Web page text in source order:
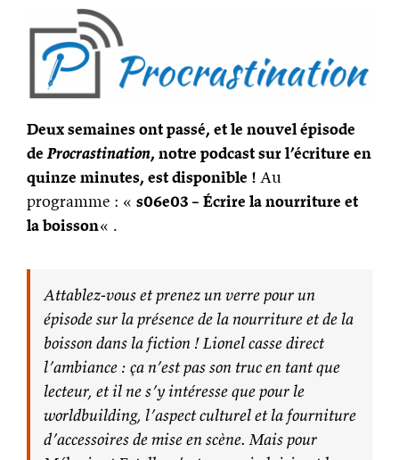
s06e03
–
Écrire
la
et
boisson
Deux semaines ont passé, et le nouvel épisode
deProcrastination, notre podcast sur l’écriture en
quinze minutes, est disponible ! Au
programme : « s06e03 – Écrire la nourriture et
la boisson« .
Attablez-vous et prenez un verre pour un
épisode sur la présence de la nourriture et de la
boisson dans la fiction ! Lionel casse direct
l’ambiance : ça n’est pas son truc en tant que
lecteur, et il ne s’y intéresse que pour le
worldbuilding, l’aspect culturel et la fourniture
d’accessoires de mise en scène. Mais pour